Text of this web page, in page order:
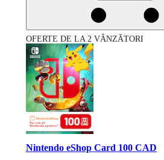
OFERTE DE LA 2 VÂNZĂTORI
Nintendo eShop Card 100 CAD